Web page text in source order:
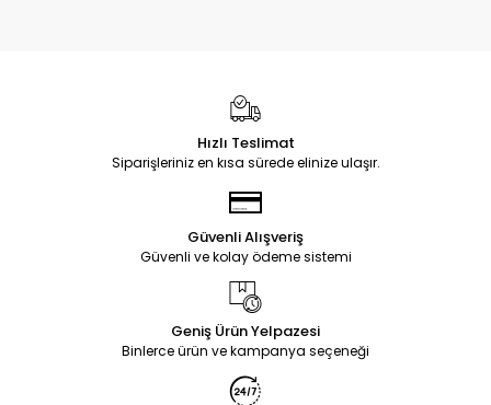
Hızlı Teslimat
Siparişleriniz en kısa sürede elinize ulaşır.
Güvenli Alışveriş
Güvenli ve kolay ödeme sistemi
Geniş Ürün Yelpazesi
Binlerce ürün ve kampanya seçeneği